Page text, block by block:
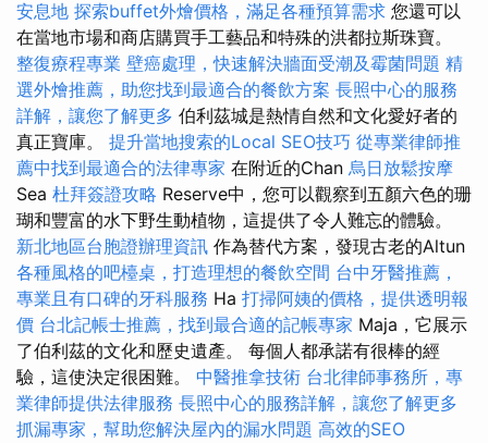
安息地 探索buffet外燴價格，滿足各種預算需求 您還可以
在當地市場和商店購買手工藝品和特殊的洪都拉斯珠寶。
整復療程專業 壁癌處理，快速解決牆面受潮及霉菌問題 精
選外燴推薦，助您找到最適合的餐飲方案 長照中心的服務
詳解，讓您了解更多 伯利茲城是熱情自然和文化愛好者的
真正寶庫。 提升當地搜索的Local SEO技巧 從專業律師推
薦中找到最適合的法律專家 在附近的Chan 烏日放鬆按摩
Sea 杜拜簽證攻略 Reserve中，您可以觀察到五顏六色的珊
瑚和豐富的水下野生動植物，這提供了令人難忘的體驗。
新北地區台胞證辦理資訊 作為替代方案，發現古老的Altun
各種風格的吧檯桌，打造理想的餐飲空間 台中牙醫推薦，
專業且有口碑的牙科服務 Ha 打掃阿姨的價格，提供透明報
價 台北記帳士推薦，找到最合適的記帳專家 Maja，它展示
了伯利茲的文化和歷史遺產。 每個人都承諾有很棒的經
驗，這使決定很困難。 中醫推拿技術 台北律師事務所，專
業律師提供法律服務 長照中心的服務詳解，讓您了解更多
抓漏專家，幫助您解決屋內的漏水問題 高效的SEO